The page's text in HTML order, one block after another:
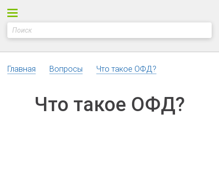
Главная Вопросы Что такое ОФД?
Что такое ОФД?